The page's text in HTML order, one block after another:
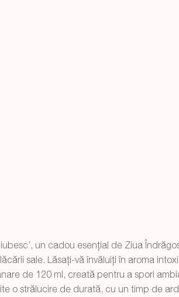
un cadou esențial de Ziua
sale. Lăsați-vă învăluiți în aroma
de 120 ml, creată pentru a spori
o strălucire de durată, cu un timp de